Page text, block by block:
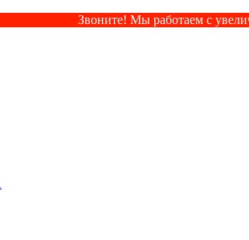
Звоните! Мы работаем с